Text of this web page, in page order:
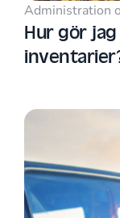
Administration
Hur gör